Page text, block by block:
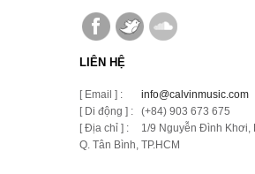
LIÊN HỆ
[ Email ] :
info@calvinmusic.com
[ Di động ] :
(+84) 903 673 675
[ Địa chỉ ] :
1/9 Nguyễn Đình Khơi,
Q. Tân Bình, TP.HCM